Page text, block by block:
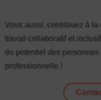
Vous aussi, contribuez à la
travail collaboratif et
du potentiel des
professionnelle !